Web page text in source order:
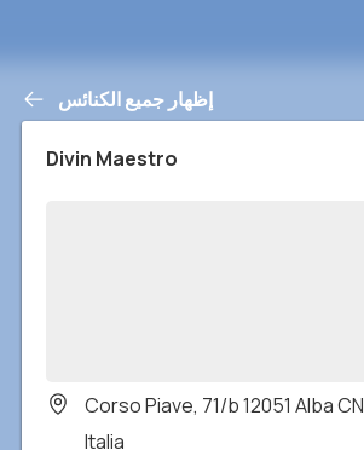
إظهار جميع الكنائس
Divin Maestro
Corso Piave, 71/b 12051 Alba CN
Italia